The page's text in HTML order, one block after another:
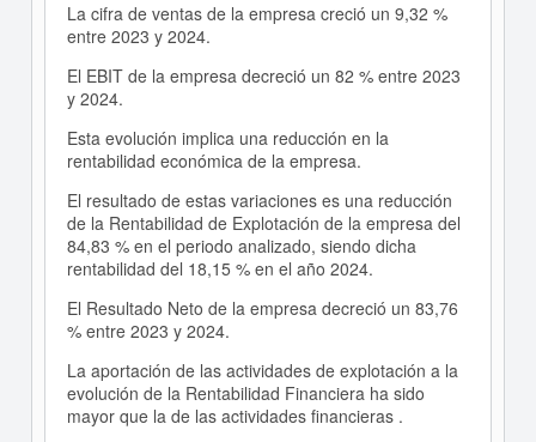
La cifra de ventas de la empresa creció un 9,32 %
entre 2023 y 2024.
El EBIT de la empresa decreció un 82 % entre 2023
y 2024.
Esta evolución implica una reducción en la
rentabilidad económica de la empresa.
El resultado de estas variaciones es una reducción
de la Rentabilidad de Explotación de la empresa del
84,83 % en el periodo analizado, siendo dicha
rentabilidad del 18,15 % en el año 2024.
El Resultado Neto de la empresa decreció un 83,76
% entre 2023 y 2024.
La aportación de las actividades de explotación a la
evolución de la Rentabilidad Financiera ha sido
mayor que la de las actividades financieras .